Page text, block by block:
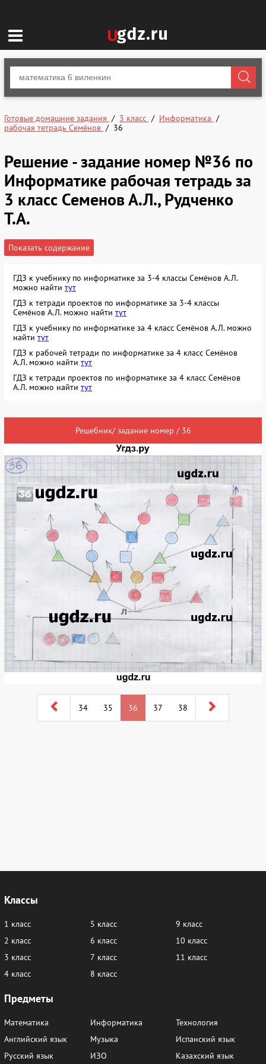
Готовые домашние задания 3 класс
Информатика
рабочая тетрадь Семёнов
36
Решение - задание номер №36 по
Информатике рабочая тетрадь за
3 класс Семенов А.Л., Рудченко
Т.А.
Показать содержание
ГДЗ к учебнику по информатике за 3-4 классы Семёнов А.Л.
можно найти тут
ГДЗ к тетради проектов по информатике за 3-4 классы
Семёнов А.Л. можно найти тут
ГДЗ к учебнику по информатике за 4 класс Семёнов А.Л. можно
найти тут
ГДЗ к рабочей тетради по информатике за 4 класс Семёнов
А.Л. можно найти тут
ГДЗ к тетради проектов по информатике за 4 класс Семёнов
А.Л. можно найти тут
Решебник/ задание номер / 36
34 35 36 37 38
Классы
1 класс
2 класс
3 класс
4 класс
5 класс
6 класс
7 класс
8 класс
9 класс
10 класс
11 класс
Предметы
Математика
Английский язык
Русский язык
Информатика
Музыка
ИЗО
Технология
Испанский язык
Казахский язык